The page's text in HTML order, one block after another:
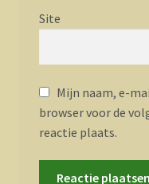
Site
Mijn naam, e-
browser voor de
reactie plaats.